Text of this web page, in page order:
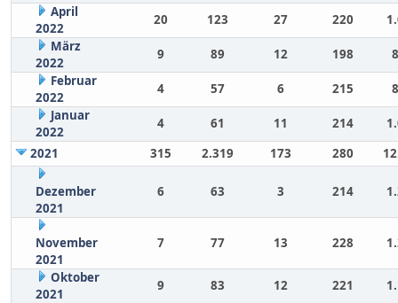
April
2022
20 123 27 220
März
2022
9 89 12 198
Februar
2022
4 57 6 215
Januar
2022
4 61 11 214
2021
315 2.319 173 280
Dezember
2021
6 63 3 214
November
2021
7 77 13 228
Oktober
2021
9 83 12 221